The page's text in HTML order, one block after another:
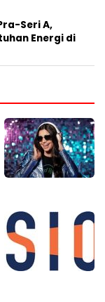
Seri A,
Energi di